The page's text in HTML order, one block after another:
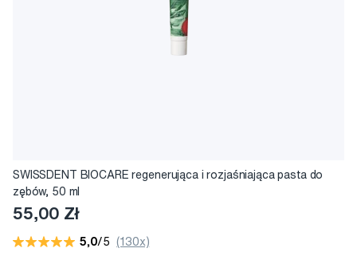
SWISSDENT BIOCARE regenerująca i rozjaśniająca pasta do
zębów, 50 ml
55,00 Zł
5,0/5 (130x)